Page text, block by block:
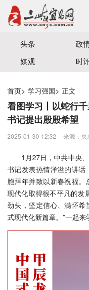
宜昌三峡融媒体中心主
头条 政
媒观
时
首页> 学习强国> 正文
看图学习丨以蛇行
书记提出殷殷希望
2025-01-30 12:32 来源：央
1月27日，中共中央
书记发表热情洋溢的讲
胞拜年并致以新春祝福
现代化取得很不平凡的发
劲头，坚定信心、满怀
式现代化新篇章。”一起来